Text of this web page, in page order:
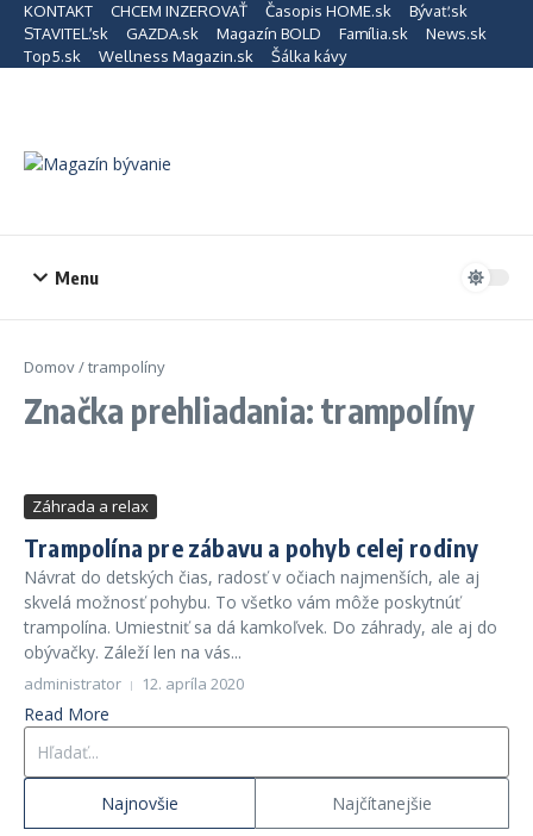
Preskočiť na obsah
KONTAKT CHCEM INZEROVAŤ Časopis HOME.sk
Bývať.sk
STAVITEĽ.sk
GAZDA.sk Magazín BOLD Família.sk
News.sk
Top5.sk
Wellness Magazin.sk Šálka kávy
Menu
Domov/trampolíny
Značka prehliadania: trampolíny
Záhrada a relax
Trampolína pre zábavu a pohyb celej rodiny
Návrat do detských čias, radosť v očiach najmenších, ale aj
skvelá možnosť pohybu. To všetko vám môže poskytnúť
trampolína. Umiestniť sa dá kamkoľvek. Do záhrady, ale aj do
obývačky. Záleží len na vás...
administrator 12. apríla 2020
Read More
Najnovšie Najčítanejšie